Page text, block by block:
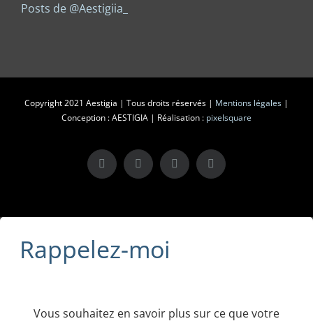
Posts de @Aestigiia_
Copyright 2021 Aestigia | Tous droits réservés | Mentions légales |
Conception : AESTIGIA | Réalisation : pixelsquare
X LinkedInInstagramFacebook
Rappelez-moi
Vous souhaitez en savoir plus sur ce que votre